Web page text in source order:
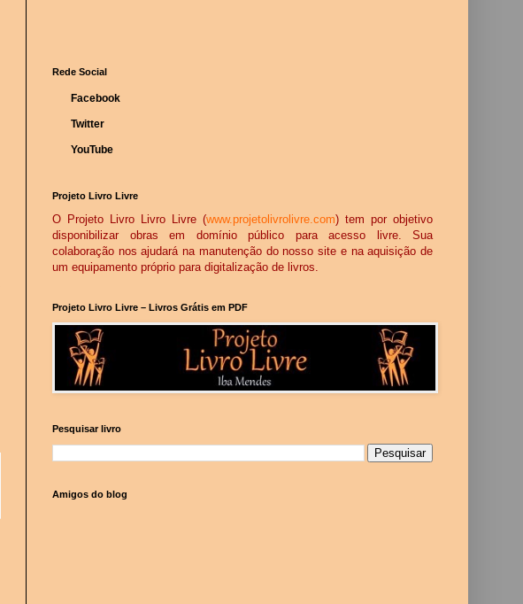
Rede Social
Facebook
Twitter
YouTube
Projeto Livro Livre
O Projeto Livro Livro Livre (www.projetolivrolivre.com) tem por objetivo
disponibilizar obras em domínio público para acesso livre. Sua
colaboração nos ajudará na manutenção do nosso site e na aquisição de
um equipamento próprio para digitalização de livros.
Projeto Livro Livre – Livros Grátis em PDF
Pesquisar livro
Amigos do blog